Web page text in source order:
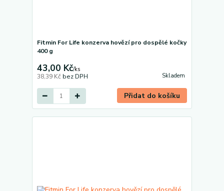
Fitmin For Life konzerva hovězí pro dospělé kočky
400 g
43,00 Kč/ks
38,39 Kč bez DPH Skladem
Přidat do košíku